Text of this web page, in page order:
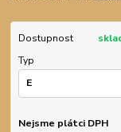
Dostupnost
Typ
Nejsme plátci DPH